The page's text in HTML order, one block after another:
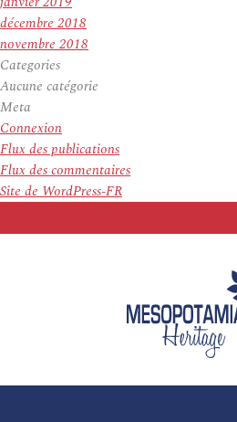
décembre 2018
novembre 2018
Categories
Aucune catégorie
Meta
Connexion
Flux des publications
Flux des commentaires
Site de WordPress-FR